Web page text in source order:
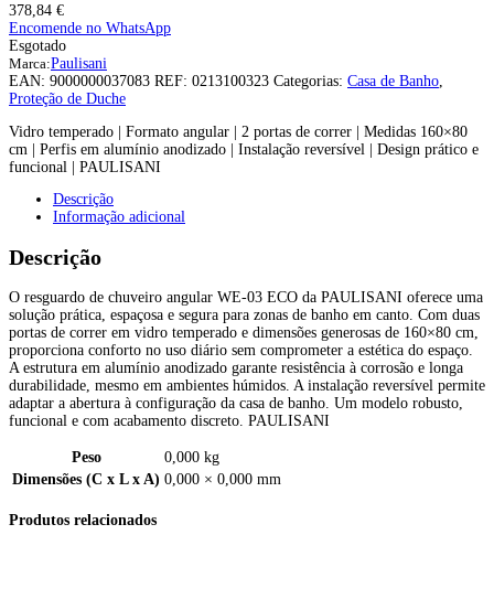
378,84 €
Encomende no WhatsApp
Esgotado
Marca:Paulisani
EAN: 9000000037083 REF: 0213100323 Categorias: Casa de Banho,
Proteção de Duche
Vidro temperado | Formato angular | 2 portas de correr | Medidas 160×80
cm | Perfis em alumínio anodizado | Instalação reversível | Design prático e
funcional | PAULISANI
Descrição
Informação adicional
Descrição
O resguardo de chuveiro angular WE-03 ECO da PAULISANI oferece uma
solução prática, espaçosa e segura para zonas de banho em canto. Com duas
portas de correr em vidro temperado e dimensões generosas de 160×80 cm,
proporciona conforto no uso diário sem comprometer a estética do espaço.
A estrutura em alumínio anodizado garante resistência à corrosão e longa
durabilidade, mesmo em ambientes húmidos. A instalação reversível permite
adaptar a abertura à configuração da casa de banho. Um modelo robusto,
funcional e com acabamento discreto. PAULISANI
Peso
0,000 kg
Dimensões (C x L x A) 0,000 × 0,000 mm
Produtos relacionados